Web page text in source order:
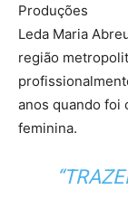
Produções
Leda Maria
região
anos quando foi
feminina.